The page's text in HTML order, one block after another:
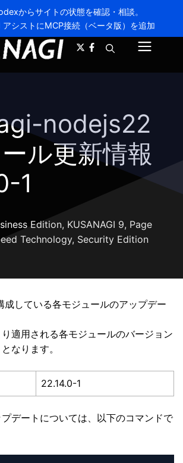
からサイトの状態を確認・相談。
シストにMCP接続（ベータ版）を追加
ニ
nodejs22
ル更新情報
1
Edition, KUSANAGI 9, Page
Technology, Security Edition
成している各モジュールのアップデー
適用される各モジュールのバージョン
なります。
22.14.0-1
デートについては、以下のコマンドで
A- A+